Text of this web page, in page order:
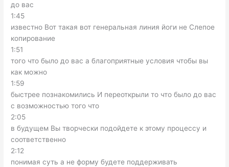
до вас
1:45
известно Вот такая вот генеральная линия йоги не Слепое
копирование
1:51
того что было до вас а благоприятные условия чтобы вы
как можно
1:59
быстрее познакомились И переоткрыли то что было до вас
с возможностью того что
2:05
в будущем Вы творчески подойдете к этому процессу и
соответственно
2:12
понимая суть а не форму будете поддерживать